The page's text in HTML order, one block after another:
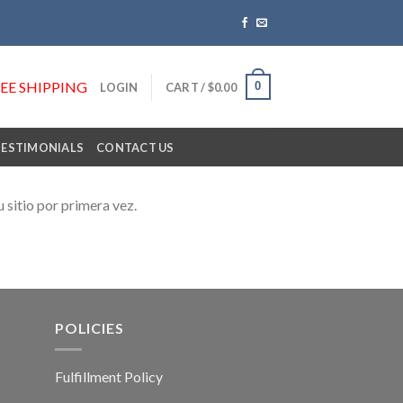
SHIPPING LOGIN CART /$0.00 0
CONTACT US
sitio por primera vez.
POLICIES
Fulfillment Policy